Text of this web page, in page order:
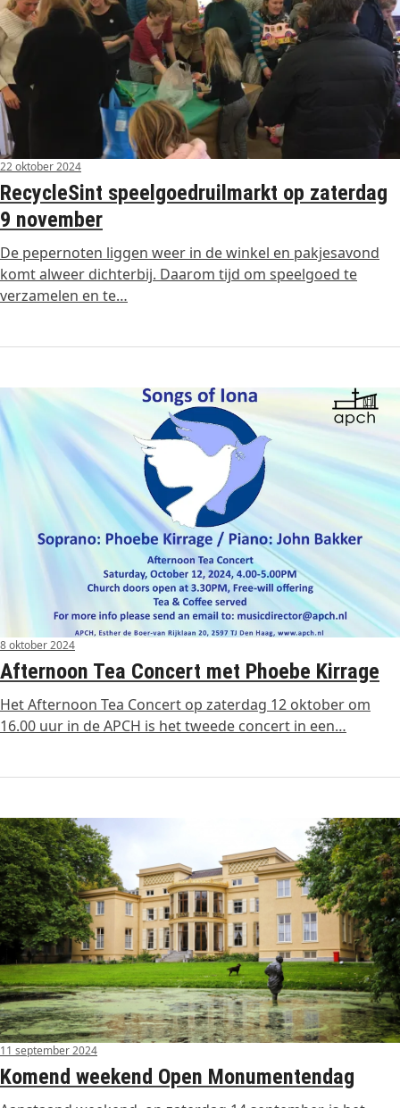
22 oktober 2024
RecycleSint speelgoedruilmarkt op zaterdag
9 november
De pepernoten liggen weer in de winkel en pakjesavond
komt alweer dichterbij. Daarom tijd om speelgoed te
verzamelen en te…
8 oktober 2024
Afternoon Tea Concert met Phoebe Kirrage
Het Afternoon Tea Concert op zaterdag 12 oktober om
16.00 uur in de APCH is het tweede concert in een…
11 september 2024
Komend weekend Open Monumentendag